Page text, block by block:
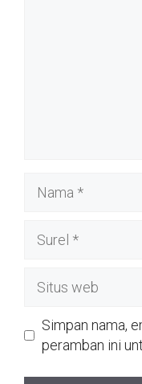
web
Simpan nama,
peramban ini